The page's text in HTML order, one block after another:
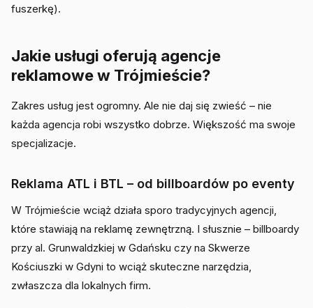
fuszerkę).
Jakie usługi oferują agencje
reklamowe w Trójmieście?
Zakres usług jest ogromny. Ale nie daj się zwieść – nie
każda agencja robi wszystko dobrze. Większość ma swoje
specjalizacje.
Reklama ATL i BTL – od billboardów po eventy
W Trójmieście wciąż działa sporo tradycyjnych agencji,
które stawiają na reklamę zewnętrzną. I słusznie – billboardy
przy al. Grunwaldzkiej w Gdańsku czy na Skwerze
Kościuszki w Gdyni to wciąż skuteczne narzędzia,
zwłaszcza dla lokalnych firm.